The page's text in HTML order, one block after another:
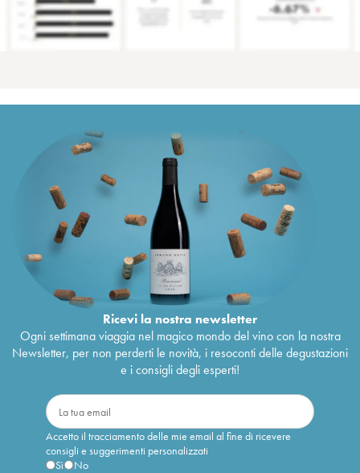
Ricevi la nostra newsletter
Ogni settimana viaggia nel magico mondo del vino con la nostra
Newsletter, per non perderti le novità, i resoconti delle degustazioni
e i consigli degli esperti!
Accetto il tracciamento delle mie email al fine di ricevere
consigli e suggerimenti personalizzati
Sì
No